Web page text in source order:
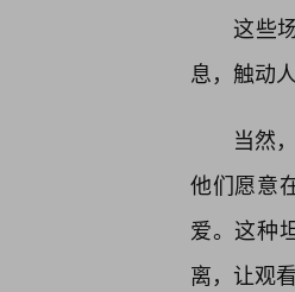
这些
息，触动
当然
他们愿意
爱。这种
离，让观